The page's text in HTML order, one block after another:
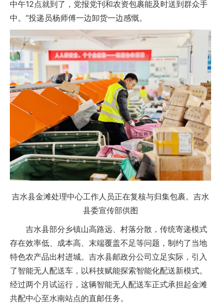
中午12点就到了，党报党刊和农资包裹能及时送到群众手
中。”投递员杨师傅一边卸货一边感慨。
吉水县金滩处理中心工作人员正在复核与归集包裹。吉水
县委宣传部供图
吉水县部分乡镇山高路远、村落分散，传统寄递模式
存在效率低、成本高、末端覆盖不足等问题，制约了当地
特色农产品出村进城。吉水县邮政分公司立足实际，引入
了智能无人配送车，以科技赋能探索智能化配送新模式。
经过两个月试运行，这辆智能无人配送车正式承担起金滩
共配中心至水南站点的直邮任务。